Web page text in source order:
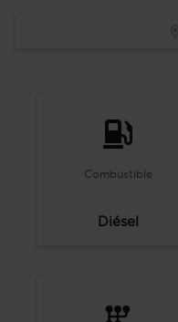
Combustible
Diésel